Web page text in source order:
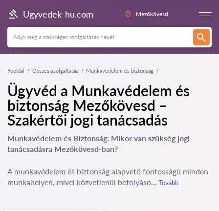
Ugyvedek-hu.com Mezőkövesd
Főoldal Összes szolgáltatás Munkavédelem és biztonság
Ügyvéd a Munkavédelem és
biztonság Mezőkövesd –
Szakértői jogi tanácsadás
Munkavédelem és Biztonság: Mikor van szükség jogi
tanácsadásra Mezőkövesd-ban?
A munkavédelem és biztonság alapvető fontosságú minden
munkahelyen, mivel közvetlenül befolyáso... Tovább